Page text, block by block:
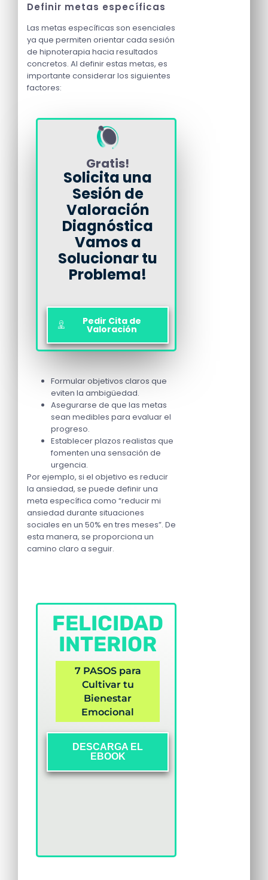
Definir metas específicas
Las metas específicas son esenciales
ya que permiten orientar cada sesión
de hipnoterapia hacia resultados
concretos. Al definir estas metas, es
importante considerar los siguientes
factores:
Gratis!
Solicita una
Sesión de
Valoración
Diagnóstica
Vamos a
Solucionar tu
Problema!
Pedir Cita de
Valoración
Formular objetivos claros que
eviten la ambigüedad.
Asegurarse de que las metas
sean medibles para evaluar el
progreso.
Establecer plazos realistas que
fomenten una sensación de
urgencia.
Por ejemplo, si el objetivo es reducir
la ansiedad, se puede definir una
meta específica como “reducir mi
ansiedad durante situaciones
sociales en un 50% en tres meses”. De
esta manera, se proporciona un
camino claro a seguir.
FELICIDAD
INTERIOR
7 PASOS para
Cultivar tu
Bienestar
Emocional
DESCARGA EL
EBOOK